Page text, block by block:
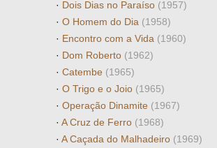
· Dois Dias no Paraíso (1957)
· O Homem do Dia (1958)
· Encontro com a Vida (1960)
· Dom Roberto (1962)
· Catembe (1965)
· O Trigo e o Joio (1965)
· Operação Dinamite (1967)
· A Cruz de Ferro (1968)
· A Caçada do Malhadeiro (1969)